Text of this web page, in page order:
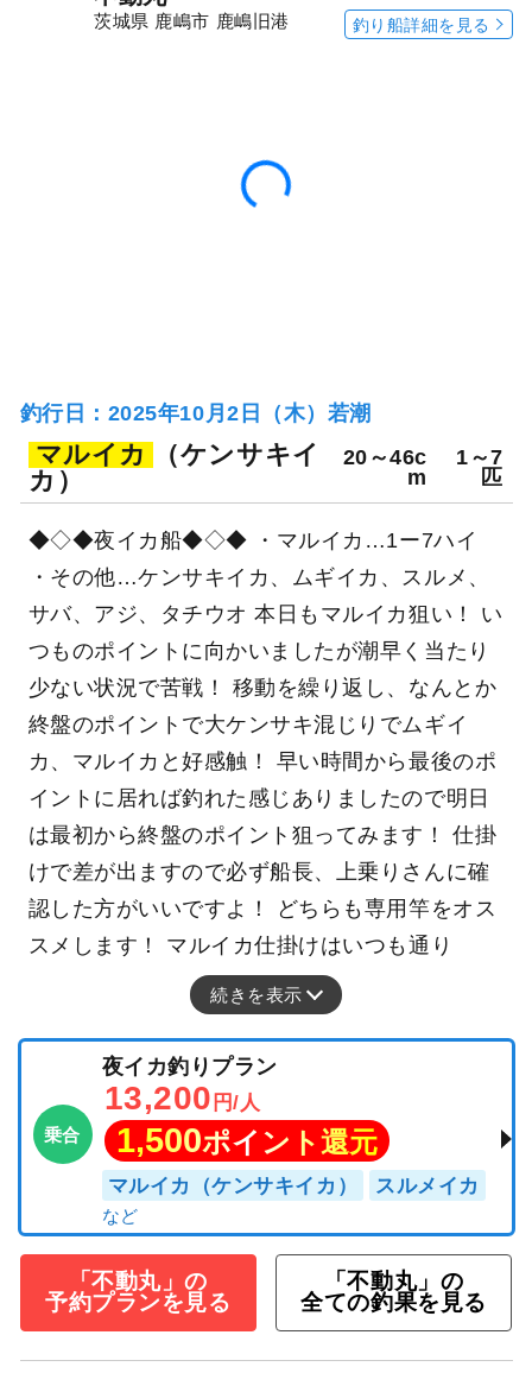
茨城県 鹿嶋市 鹿嶋旧港 釣り船詳細を見る
釣行日：2025年10月2日（木）若潮
マルイカ
（ケンサキイ
カ）
20～46c
m
1～7
匹
◆◇◆夜イカ船◆◇◆ ・マルイカ…1ー7ハイ
・その他…ケンサキイカ、ムギイカ、スルメ、
サバ、アジ、タチウオ 本日もマルイカ狙い！ い
つものポイントに向かいましたが潮早く当たり
少ない状況で苦戦！ 移動を繰り返し、なんとか
終盤のポイントで大ケンサキ混じりでムギイ
カ、マルイカと好感触！ 早い時間から最後のポ
イントに居れば釣れた感じありましたので明日
は最初から終盤のポイント狙ってみます！ 仕掛
けで差が出ますので必ず船長、上乗りさんに確
認した方がいいですよ！ どちらも専用竿をオス
スメします！ マルイカ仕掛けはいつも通り
続きを表示
乗合
夜イカ釣りプラン
13,200 円/人
1,500ポイント還元
マルイカ（ケンサキイカ） スルメイカ
「不動丸」の
予約プランを見る
「不動丸」の
全ての釣果を見る